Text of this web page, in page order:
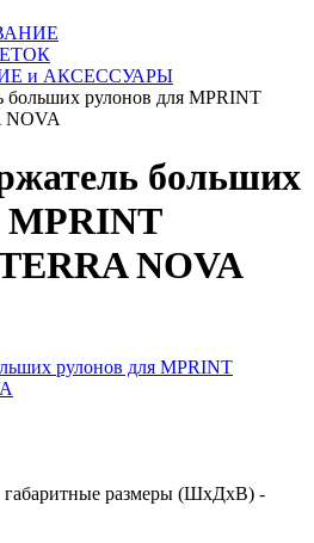
и АКСЕССУАРЫ
рулонов для MPRINT
NOVA
больших
MPRINT
NOVA
габаритные размеры (ШхДхВ) -